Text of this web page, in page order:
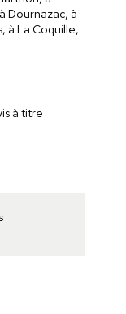
Dournazac, à
à La Coquille,
à titre